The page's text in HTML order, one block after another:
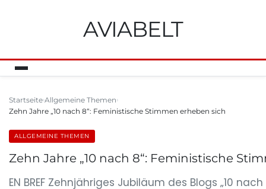
AVIABELT
Startseite Allgemeine Themen
Zehn Jahre „10 nach 8“: Feministische Stimmen erheben sich
ALLGEMEINE THEMEN
Zehn Jahre „10 nach 8“: Feministische
EN BREF Zehnjähriges Jubiläum des Blogs „10